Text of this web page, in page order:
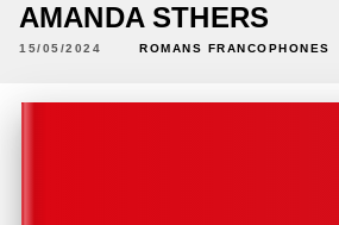
AMANDA STHERS
15/05/2024 ROMANS FRANCOPHONES